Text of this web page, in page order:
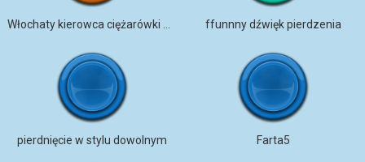
ffunnny dźwięk pierdzenia
pierdnięcie w stylu dowolnym Farta5